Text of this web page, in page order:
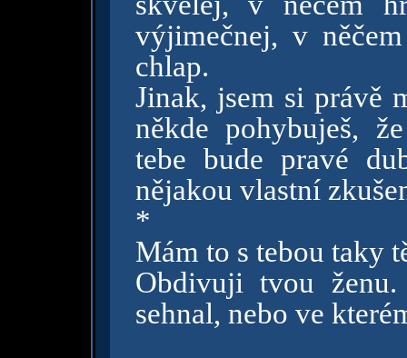
výjimečnej, v
chlap.
Jinak, jsem si právě
někde pohybuješ,
tebe bude pravé
nějakou vlastní
*
Mám to s tebou taky
Obdivuji tvou
sehnal, nebo ve